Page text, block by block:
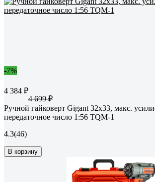
-7%
4 384 ₽
4 699 ₽
Ручной гайковерт Gigant 32х33, мaкс.
передаточное число 1:56 TQM-1
4.3(46)
В корзину